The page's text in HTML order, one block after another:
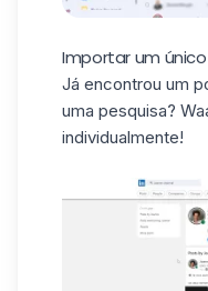
Importar um
Já encontrou um
uma pesquisa?
individualmente!